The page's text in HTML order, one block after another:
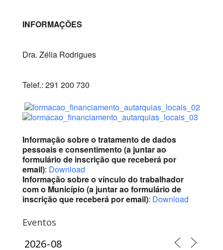
INFORMAÇÕES
Dra. Zélia Rodrigues
Telef.: 291 200 730
Informação sobre o tratamento de dados
pessoais e consentimento (a juntar ao
formulário de inscrição que receberá por
email): Download
Informação sobre o vínculo do trabalhador
com o Município (a juntar ao formulário de
inscrição que receberá por email): Download
Eventos